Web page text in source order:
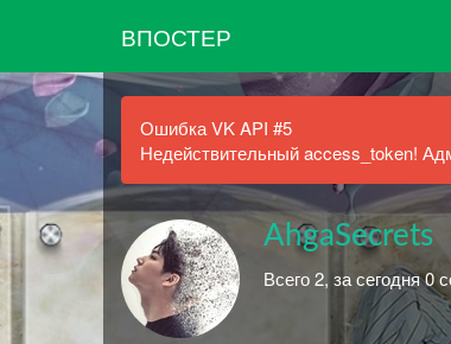
ВПОСТЕР
Ошибка VK API #5
Недействительный access_token!
AhgaSecrets
Всего 2, за сегодня 0